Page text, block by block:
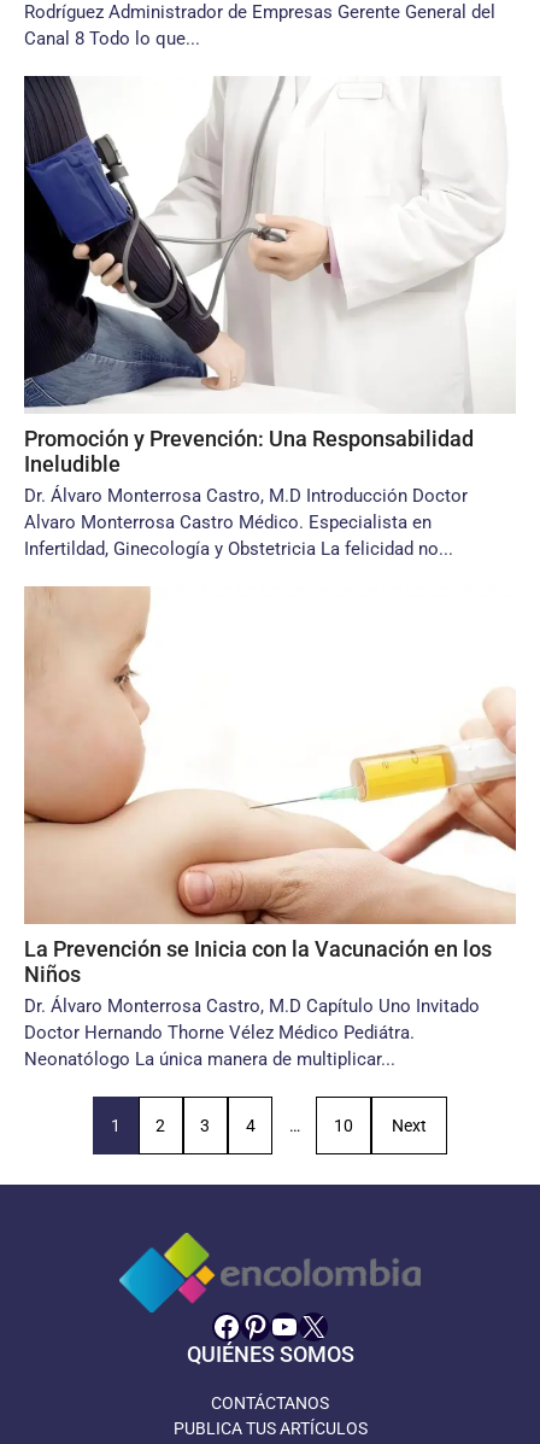
Rodríguez Administrador de Empresas Gerente General del
Canal 8 Todo lo que...
Promoción y Prevención: Una Responsabilidad
Ineludible
Dr. Álvaro Monterrosa Castro, M.D Introducción Doctor
Alvaro Monterrosa Castro Médico. Especialista en
Infertildad, Ginecología y Obstetricia La felicidad no...
La Prevención se Inicia con la Vacunación en los
Niños
Dr. Álvaro Monterrosa Castro, M.D Capítulo Uno Invitado
Doctor Hernando Thorne Vélez Médico Pediátra.
Neonatólogo La única manera de multiplicar...
1 2 3 4 … 10 Next
Facebook
Pinterest
YouTube
X
QUIÉNES SOMOS
CONTÁCTANOS
PUBLICA TUS ARTÍCULOS